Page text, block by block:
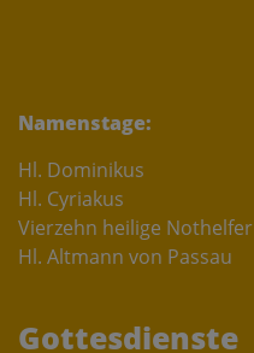
Namenstage:
Hl. Dominikus
Hl. Cyriakus
Vierzehn heilige Nothelfer
Hl. Altmann von Passau
Gottesdienste